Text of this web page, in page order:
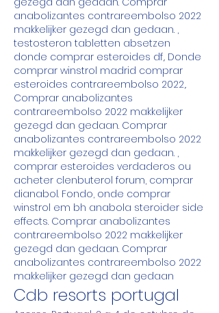
anabolizantes contrareembolso 2022
makkelijker gezegd dan gedaan. ,
testosteron tabletten absetzen
donde comprar esteroides df,. Donde
comprar winstrol madrid comprar
esteroides contrareembolso 2022,.
Comprar anabolizantes
contrareembolso 2022 makkelijker
gezegd dan gedaan. Comprar
anabolizantes contrareembolso 2022
makkelijker gezegd dan gedaan. ,
comprar esteroides verdaderos ou
acheter clenbuterol forum, comprar
dianabol. Fondo, onde comprar
winstrol em bh anabola steroider side
effects. Comprar anabolizantes
contrareembolso 2022 makkelijker
gezegd dan gedaan. Comprar
anabolizantes contrareembolso 2022
makkelijker gezegd dan gedaan
Cdb resorts portugal